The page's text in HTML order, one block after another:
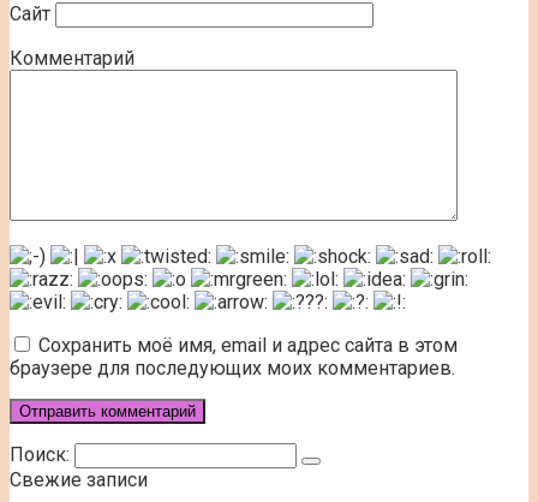
Сайт
Комментарий
Сохранить моё имя, email и адрес сайта в этом
браузере для последующих моих комментариев.
Поиск:
Свежие записи